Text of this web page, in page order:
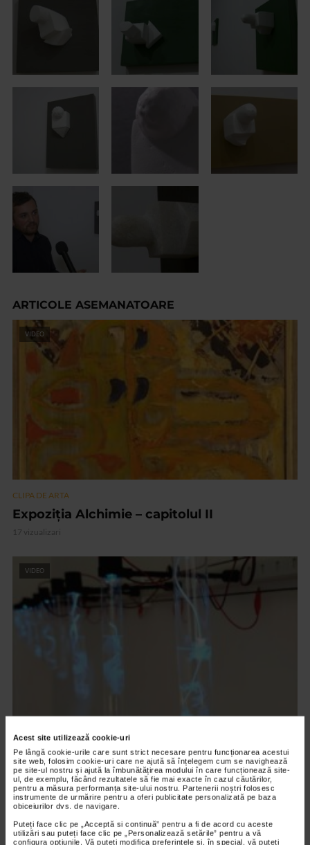
Acest site utilizează cookie-uri
Pe lângă cookie-urile care sunt strict necesare pentru funcționarea acestui
site web, folosim cookie-uri care ne ajută să înțelegem cum se navighează
pe site-ul nostru și ajută la îmbunătățirea modului în care funcționează site-
ul, de exemplu, făcând rezultatele să fie mai exacte în cazul căutărilor,
pentru a măsura performanța site-ului nostru. Partenerii noștri folosesc
instrumente de urmărire pentru a oferi publicitate personalizată pe baza
obiceiurilor dvs. de navigare.
Puteți face clic pe „Acceptă si continuă” pentru a fi de acord cu aceste
utilizări sau puteți face clic pe „Personalizează setările” pentru a vă
configura opțiunile. Vă puteți modifica preferințele și, în special, vă puteți
ARTICOLE ASEMANATOARE
VIDEO
CLIPA DE ARTA
Expoziția Alchimie – capitolul II
17 vizualizari
VIDEO
ARTS and ARTISTS. Floriama Cândea –
„Invisible Garden #2”
145 vizualizari
VIDEO